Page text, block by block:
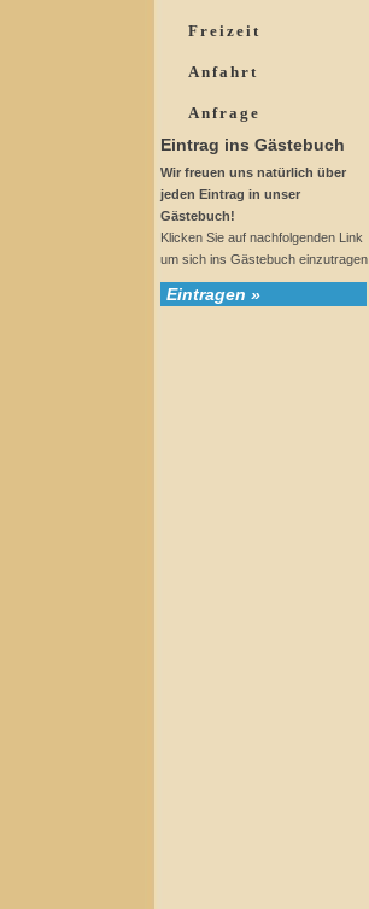
Freizeit
Anfahrt
Anfrage
Eintrag ins Gästebuch
Wir freuen uns natürlich über
jeden Eintrag in unser
Gästebuch!
Klicken Sie auf nachfolgenden Link
um sich ins Gästebuch einzutragen.
Eintragen »